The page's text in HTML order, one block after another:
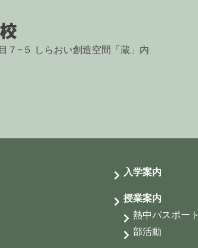
７−５ しらおい創造空間「蔵」内
入学案内
授業案内
熱中パスポート
部活動